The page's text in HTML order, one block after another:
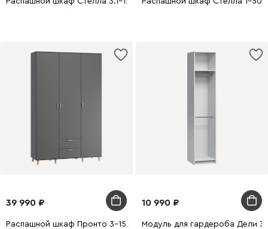
39 990
Распашной шкаф Пронто 3-150x220 Графитовый
10 990
Модуль для гардероба Дели